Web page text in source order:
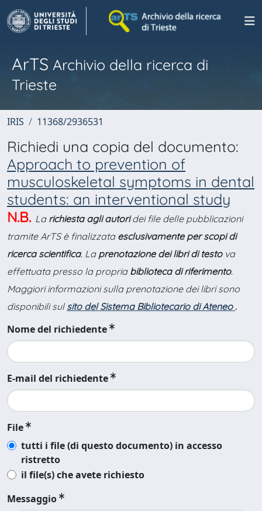
ArTS Archivio della ricerca di
Trieste
IRIS 11368/2936531
Richiedi una copia del documento:
Approach to prevention of
musculoskeletal symptoms in dental
students: an interventional study
N.B. La richiesta agli autoridei file delle pubblicazioni
tramite ArTS è finalizzata esclusivamente per scopi di
ricerca scientifica. La prenotazione dei libri di testova
effettuata presso la propria biblioteca di riferimento.
Maggiori informazioni sulla prenotazione dei libri sono
disponibili sul sito del Sistema Bibliotecario di Ateneo .
Nome del richiedente
E-mail del richiedente
File
tutti i file (di questo documento) in accesso
ristretto
il file(s) che avete richiesto
Messaggio